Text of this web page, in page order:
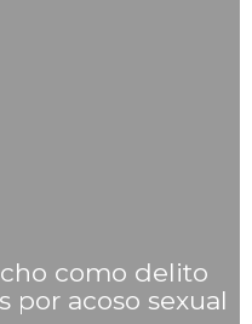
como delito
por acoso sexual